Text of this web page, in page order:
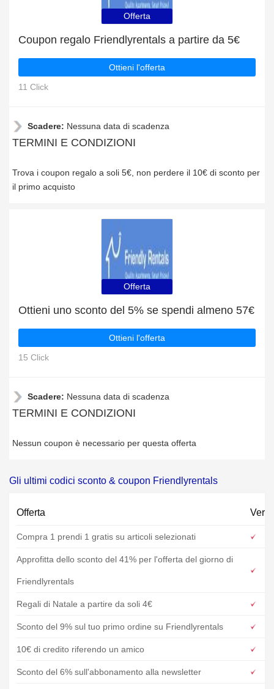
Offerta
Coupon regalo Friendlyrentals a partire da 5€
Ottieni l'offerta
11 Click
Scadere: Nessuna data di scadenza
TERMINI E CONDIZIONI
Trova i coupon regalo a soli 5€, non perdere il 10€ di sconto per
il primo acquisto
Offerta
Ottieni uno sconto del 5% se spendi almeno 57€
Ottieni l'offerta
15 Click
Scadere: Nessuna data di scadenza
TERMINI E CONDIZIONI
Nessun coupon è necessario per questa offerta
Gli ultimi codici sconto & coupon Friendlyrentals
Offerta
Compra 1 prendi 1 gratis su articoli selezionati
Approfitta dello sconto del 41% per l'offerta del giorno di
Friendlyrentals
Regali di Natale a partire da soli 4€
Sconto del 9% sul tuo primo ordine su Friendlyrentals
10€ di credito riferendo un amico
Sconto del 6% sull'abbonamento alla newsletter